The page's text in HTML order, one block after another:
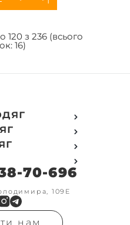
120 з 236 (всього
16)
70-696
109Е
нам